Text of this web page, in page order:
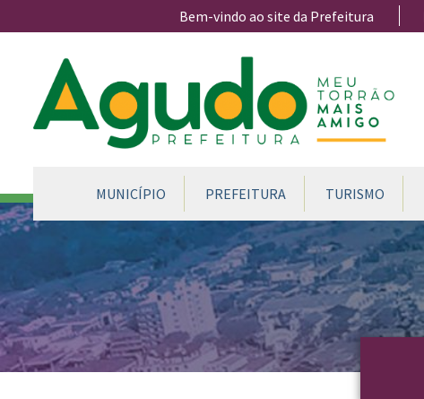
Bem-vindo ao site da Prefeitura
CONTEÚDO DO MENU
MUNICÍPIO PREFEITURA TURISMO
Conteúdo Principal